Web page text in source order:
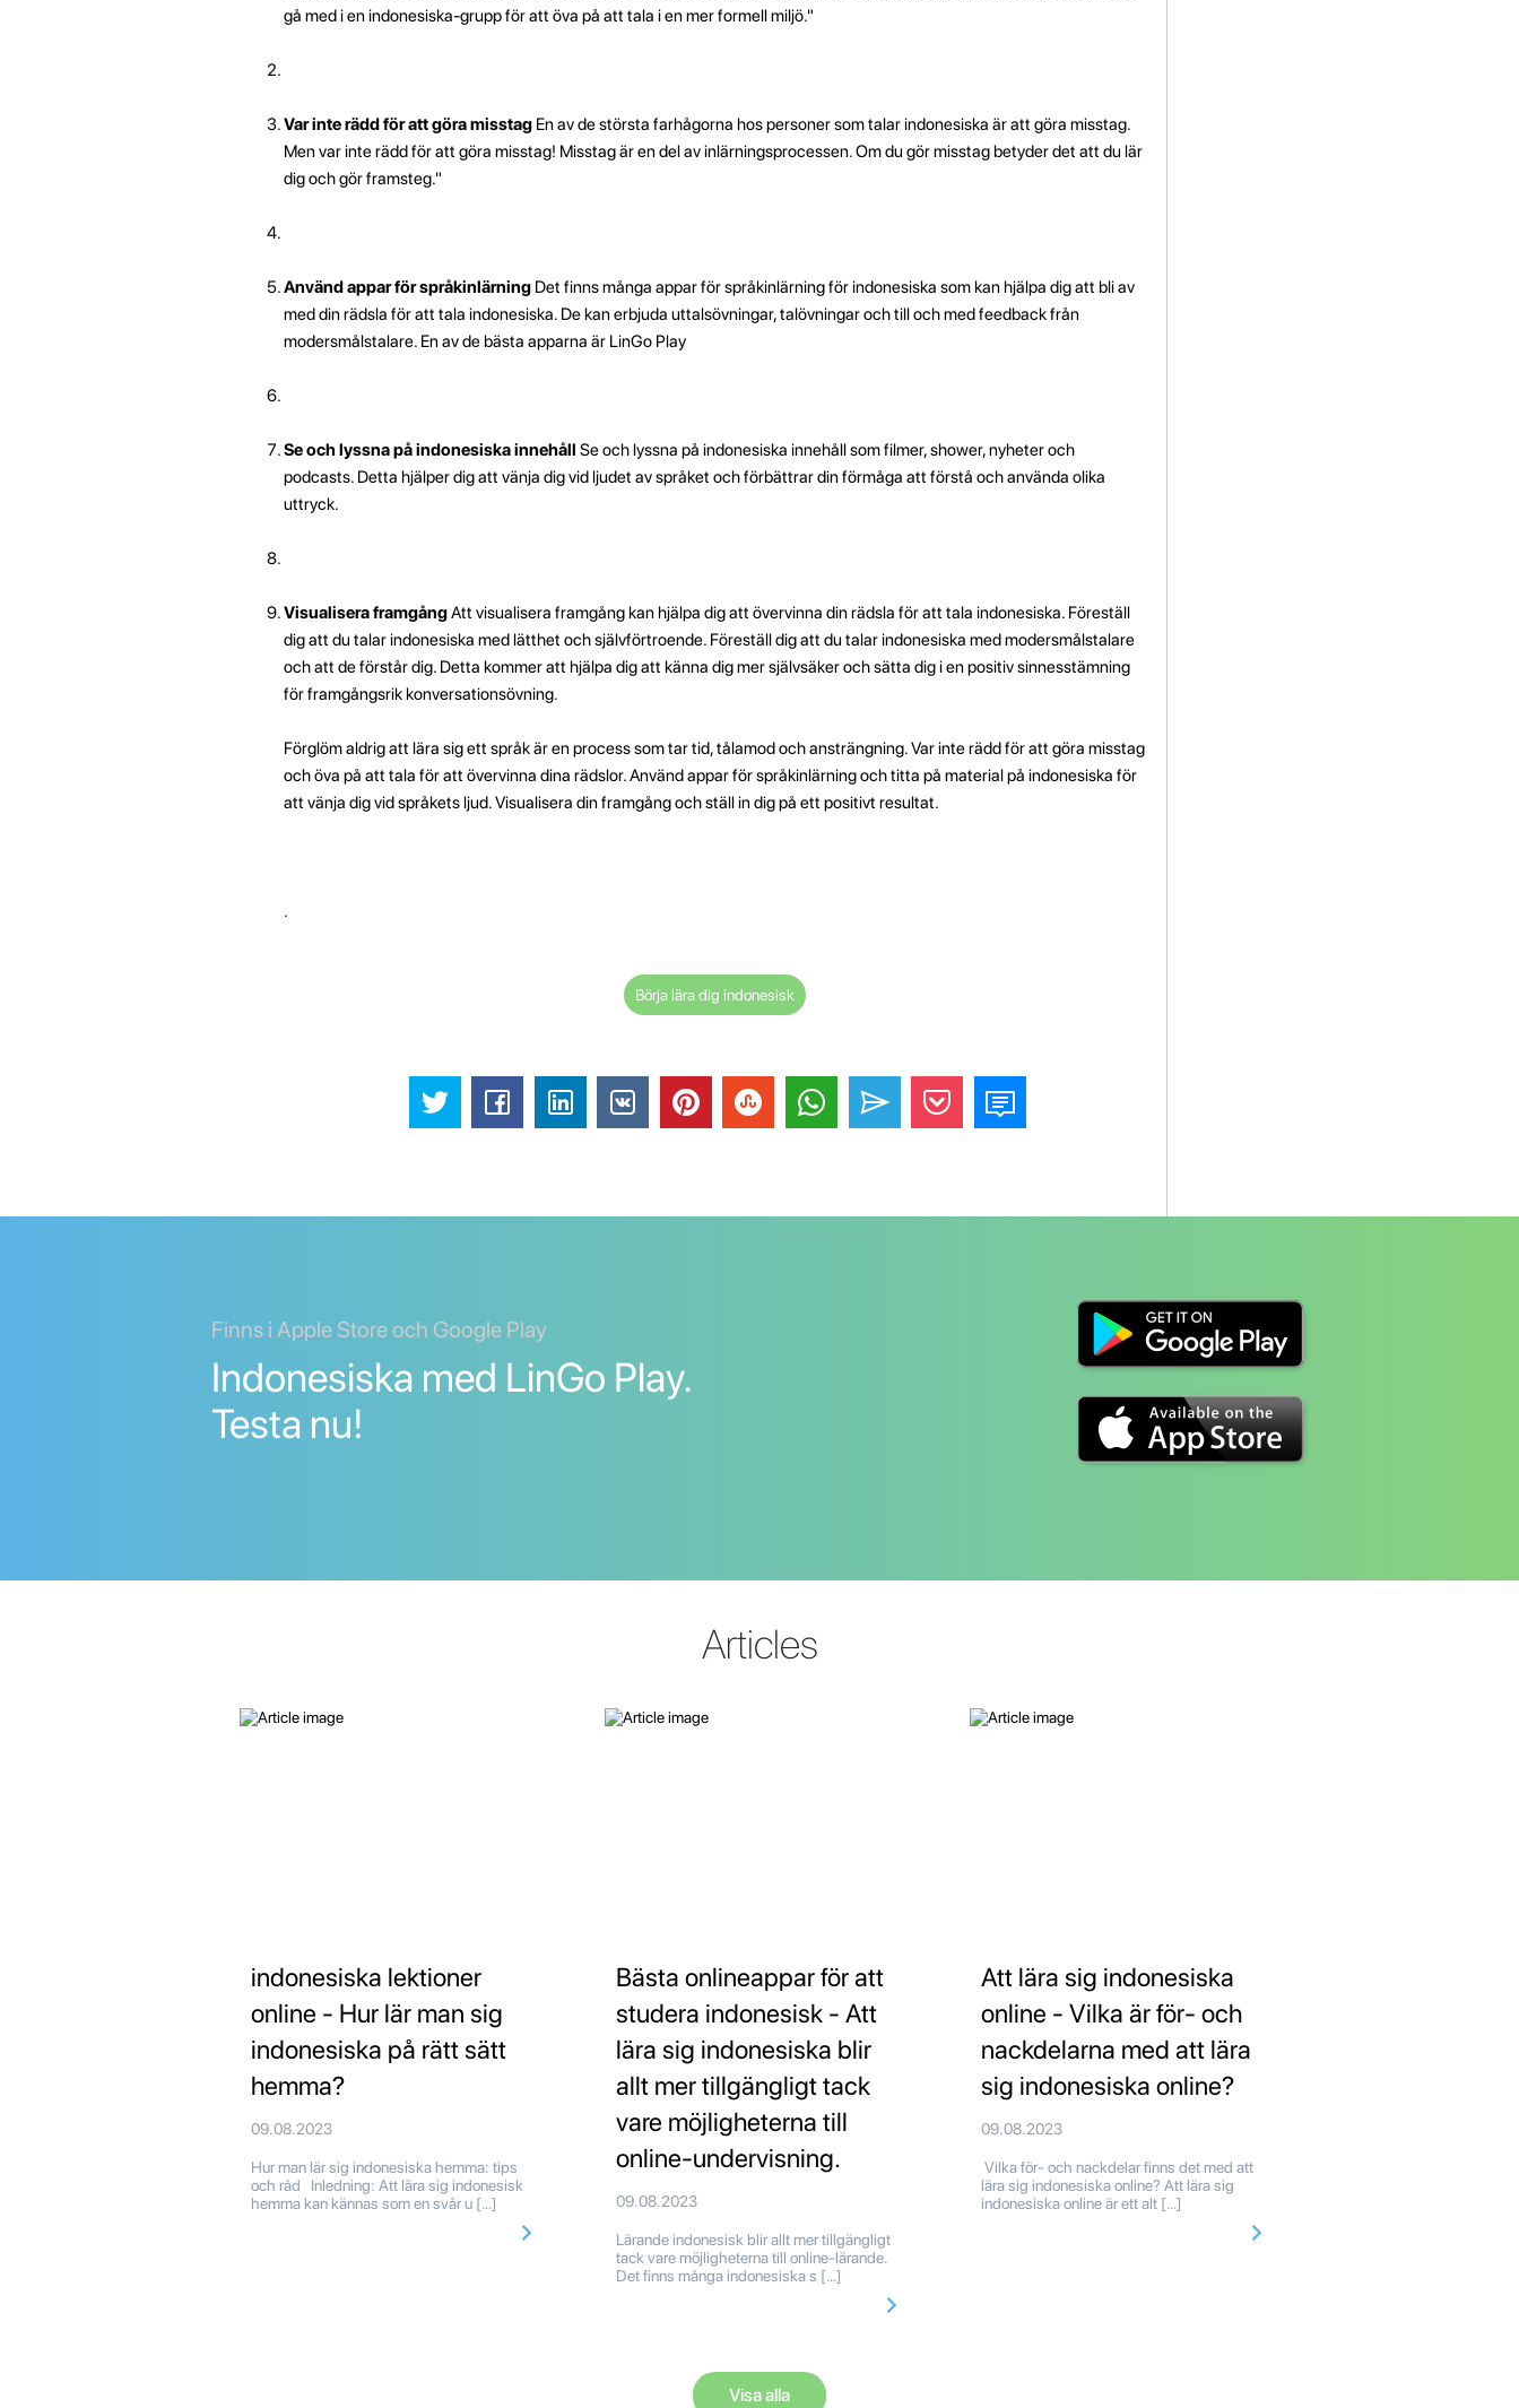
gå med i en indonesiska-grupp för att öva på att tala i en mer formell miljö."
Var inte rädd för att göra misstagEn av de största farhågorna hos personer som talar indonesiska är att göra misstag.
Men var inte rädd för att göra misstag! Misstag är en del av inlärningsprocessen. Om du gör misstag betyder det att du lär
dig och gör framsteg."
Använd appar för språkinlärningDet finns många appar för språkinlärning för indonesiska som kan hjälpa dig att bli av
med din rädsla för att tala indonesiska. De kan erbjuda uttalsövningar, talövningar och till och med feedback från
modersmålstalare. En av de bästa apparna är LinGo Play
Se och lyssna på indonesiska innehåll Se och lyssna på indonesiska innehåll som filmer, shower, nyheter och
podcasts. Detta hjälper dig att vänja dig vid ljudet av språket och förbättrar din förmåga att förstå och använda olika
uttryck.
Visualisera framgångAtt visualisera framgång kan hjälpa dig att övervinna din rädsla för att tala indonesiska. Föreställ
dig att du talar indonesiska med lätthet och självförtroende. Föreställ dig att du talar indonesiska med modersmålstalare
och att de förstår dig. Detta kommer att hjälpa dig att känna dig mer självsäker och sätta dig i en positiv sinnesstämning
för framgångsrik konversationsövning.
Förglöm aldrig att lära sig ett språk är en process som tar tid, tålamod och ansträngning. Var inte rädd för att göra misstag
och öva på att tala för att övervinna dina rädslor. Använd appar för språkinlärning och titta på material på indonesiska för
att vänja dig vid språkets ljud. Visualisera din framgång och ställ in dig på ett positivt resultat.
.
Börja lära dig indonesisk
Finns i Apple Store och Google Play
Indonesiska med LinGo Play.
Testa nu!
Articles
indonesiska lektioner
online - Hur lär man sig
indonesiska på rätt sätt
hemma?
09.08.2023
Hur man lär sig indonesiska hemma: tips
och råd Inledning: Att lära sig indonesisk
hemma kan kännas som en svår u […]
Bästa onlineappar för att
studera indonesisk - Att
lära sig indonesiska blir
allt mer tillgängligt tack
vare möjligheterna till
online-undervisning.
09.08.2023
Lärande indonesisk blir allt mer tillgängligt
tack vare möjligheterna till online-lärande.
Det finns många indonesiska s […]
Att lära sig indonesiska
online - Vilka är för- och
nackdelarna med att lära
sig indonesiska online?
09.08.2023
Vilka för- och nackdelar finns det med att
lära sig indonesiska online? Att lära sig
indonesiska online är ett alt […]
Visa alla